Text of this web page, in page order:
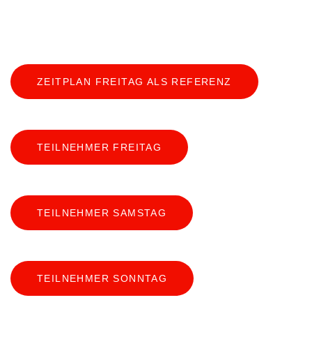
ZEITPLAN FREITAG ALS REFERENZ
TEILNEHMER FREITAG
TEILNEHMER SAMSTAG
TEILNEHMER SONNTAG